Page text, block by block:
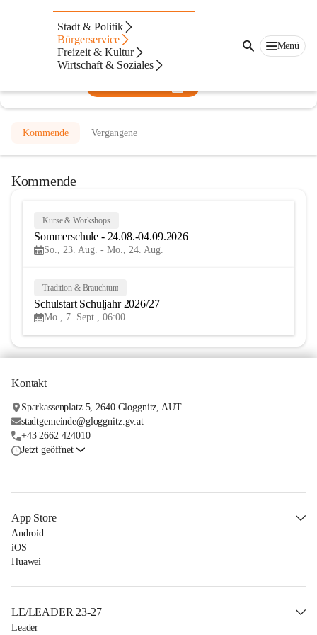
Stadt & Politik
Bürgerservice
Freizeit & Kultur
Wirtschaft & Soziales
Menü
Sportmittelschule Gloggnitz
@sms-gloggnitz
Mittelschule
Kommende Vergangene
Kommende
Kurse & Workshops
Sommerschule - 24.08.-04.09.2026
So., 23. Aug. - Mo., 24. Aug.
Tradition & Brauchtum
Schulstart Schuljahr 2026/27
Mo., 7. Sept., 06:00
Kontakt
Sparkassenplatz 5, 2640 Gloggnitz, AUT
stadtgemeinde@gloggnitz.gv.at
+43 2662 424010
Jetzt geöffnet
App Store
Android
iOS
Huawei
LE/LEADER 23-27
Leader